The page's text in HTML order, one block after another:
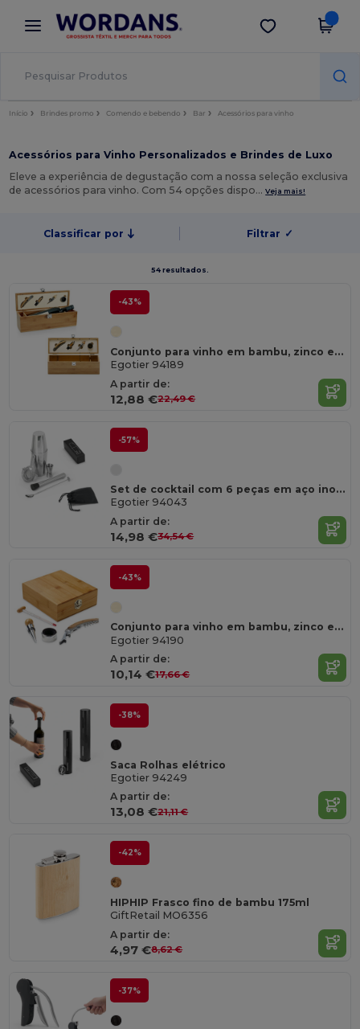
× App Wordans
Melhores preços na app!
Obter app
Início Brindes promo Comendo e bebendo Bar Acessórios para vinho
Acessórios para Vinho Personalizados e Brindes de Luxo
Eleve a experiência de degustação com a nossa seleção exclusiva
de acessórios para vinho. Com 54 opções dispo…Veja mais!
Classificar por Filtrar ✓
54 resultados.
-43%
Conjunto para vinho em bambu, zinco e aço inoxidáve
Egotier 94189
A partir de:
12,88 €22,49 €
-57%
Set de cocktail com 6 peças em aço inoxidável
Egotier 94043
A partir de:
14,98 €34,54 €
-43%
Conjunto para vinho em bambu, zinco e aço inoxidável
Egotier 94190
A partir de:
10,14 €17,66 €
-38%
Saca Rolhas elétrico
Egotier 94249
A partir de:
13,08 €21,11 €
-42%
HIPHIP Frasco fino de bambu 175ml
GiftRetail MO6356
A partir de:
4,97 €8,62 €
-37%